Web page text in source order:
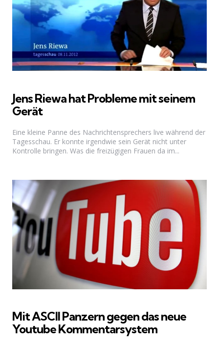
Jens Riewa hat Probleme mit seinem
Gerät
Eine kleine Panne des Nachrichtensprechers live während der
Tagesschau. Er konnte irgendwie sein Gerät nicht unter
Kontrolle bringen. Was die freizügigen Frauen da im...
Mit ASCII Panzern gegen das neue
Youtube Kommentarsystem